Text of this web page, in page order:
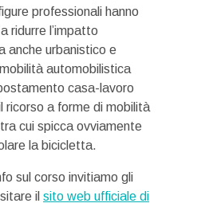
professionali hanno
ridurre l’impatto
anche urbanistico e
automobilistica
casa-lavoro
ricorso a forme di mobilità
cui spicca ovviamente
la bicicletta.
sul corso invitiamo gli
il sito web ufficiale di